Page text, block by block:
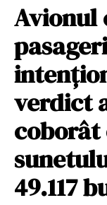
Avionul
verdict
coborât
49.117